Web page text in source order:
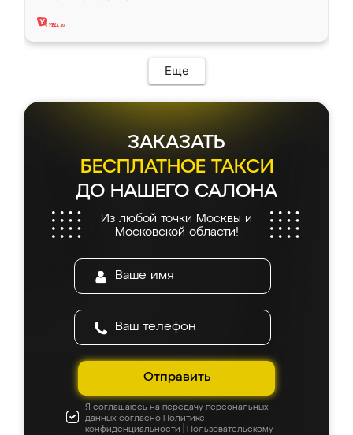
два года, нареканий нет.
Еще
ЗАКАЗАТЬ
БЕСПЛАТНОЕ ТАКСИ
ДО НАШЕГО САЛОНА
Из любой точки Москвы и
Московской области!
Отправить
Я соглашаюсь на передачу персональных
данных согласно Политике
конфиденциальности
Пользовательскому